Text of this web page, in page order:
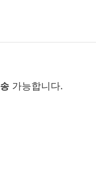
가능합니다.